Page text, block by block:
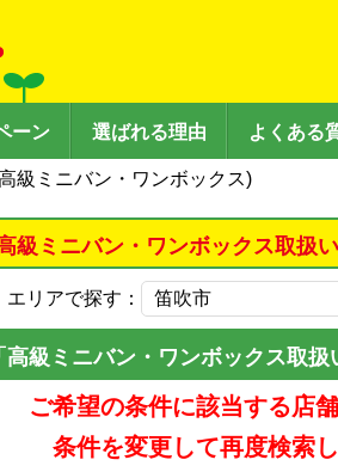
ーン 選ばれる理由 よくある
級ミニバン・ワンボックス)
級ミニバン・ワンボックス取扱
エリアで探す：
高級ミニバン・ワンボックス取
ご希望の条件に該当する店
条件を変更して再度検索